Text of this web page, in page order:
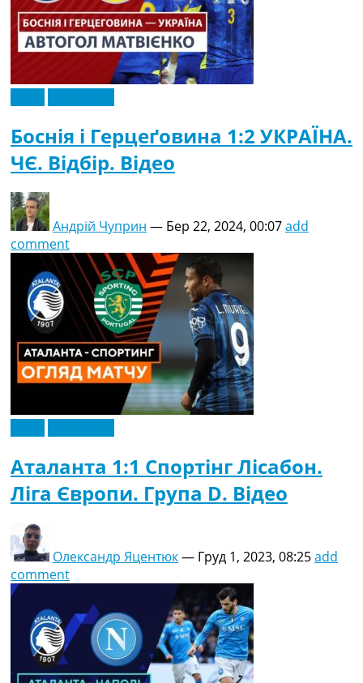
Боснія і Герцеґовина 1:2 УКРАЇНА.
ЧЄ. Відбір. Відео
Андрій Чуприн — Бер 22, 2024, 00:07add
comment
Аталанта 1:1 Спортінг Лісабон.
Ліга Європи. Група D. Відео
Олександр Яцентюк— Груд 1, 2023, 08:25add
comment